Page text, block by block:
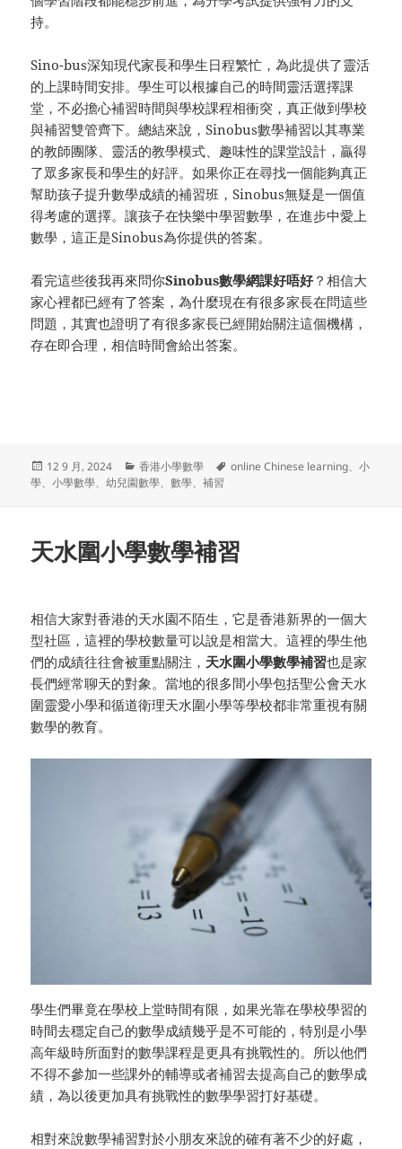
持。
Sino-bus深知現代家長和學生日程繁忙，為此提供了靈活
的上課時間安排。學生可以根據自己的時間靈活選擇課
堂，不必擔心補習時間與學校課程相衝突，真正做到學校
與補習雙管齊下。總結來說，Sinobus數學補習以其專業
的教師團隊、靈活的教學模式、趣味性的課堂設計，贏得
了眾多家長和學生的好評。如果你正在尋找一個能夠真正
幫助孩子提升數學成績的補習班，Sinobus無疑是一個值
得考慮的選擇。讓孩子在快樂中學習數學，在進步中愛上
數學，這正是Sinobus為你提供的答案。
看完這些後我再來問你Sinobus數學網課好唔好？相信大
家心裡都已經有了答案，為什麼現在有很多家長在問這些
問題，其實也證明了有很多家長已經開始關注這個機構，
存在即合理，相信時間會給出答案。
发
布
12 9 月, 2024
分
类
香港小學數學
标
online Chinese learning、小
學、小學數學、幼兒園數學、數學、補習
天水圍小學數學補習
相信大家對香港的天水園不陌生，它是香港新界的一個大
型社區，這裡的學校數量可以說是相當大。這裡的學生他
們的成績往往會被重點關注， 天水圍小學數學補習也是家
長們經常聊天的對象。當地的很多間小學包括聖公會天水
圍靈愛小學和循道衛理天水圍小學等學校都非常重視有關
數學的教育。
學生們畢竟在學校上堂時間有限，如果光靠在學校學習的
時間去穩定自己的數學成績幾乎是不可能的，特別是小學
高年級時所面對的數學課程是更具有挑戰性的。所以他們
不得不參加一些課外的輔導或者補習去提高自己的數學成
績，為以後更加具有挑戰性的數學學習打好基礎。
相對來說數學補習對於小朋友來說的確有著不少的好處，